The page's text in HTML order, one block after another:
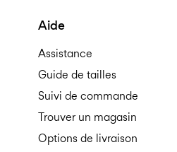
Aide
Assistance
Guide de tailles
Suivi de commande
Trouver un magasin
Options de livraison